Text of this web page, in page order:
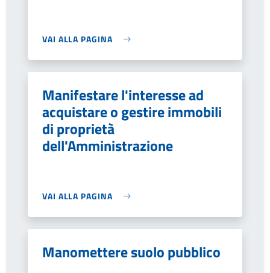
VAI ALLA PAGINA
Manifestare l'interesse ad
acquistare o gestire immobili
di proprietà
dell'Amministrazione
VAI ALLA PAGINA
Manomettere suolo pubblico